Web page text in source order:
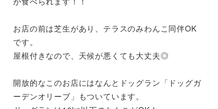
お店の前は芝生があり、テラスのみわんこ同伴OK
です。
屋根付きなので、天候が悪くても大丈夫◎
開放的なこのお店にはなんとドッグラン「ドッグガ
ーデンオリーブ」もついています。